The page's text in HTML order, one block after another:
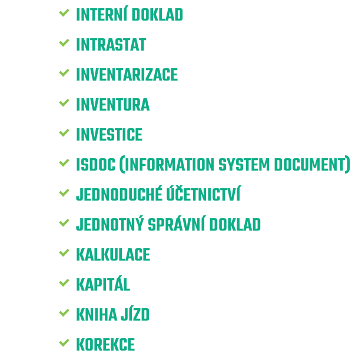
INTERNÍ DOKLAD
INTRASTAT
INVENTARIZACE
INVENTURA
INVESTICE
ISDOC (INFORMATION SYSTEM DOCUMENT)
JEDNODUCHÉ ÚČETNICTVÍ
JEDNOTNÝ SPRÁVNÍ DOKLAD
KALKULACE
KAPITÁL
KNIHA JÍZD
KOREKCE